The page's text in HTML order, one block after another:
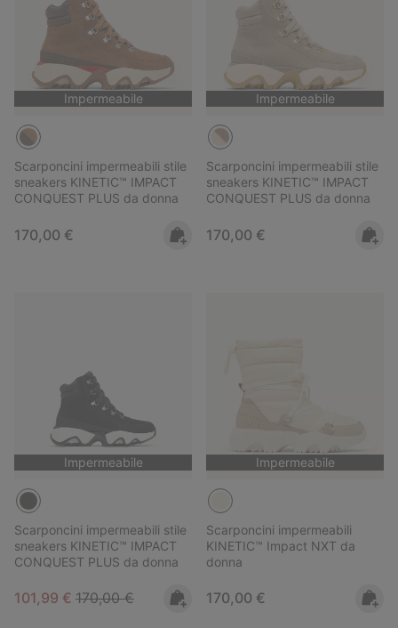
Impermeabile
Scarponcini impermeabili stile
sneakers KINETIC™ IMPACT
CONQUEST PLUS da donna
Regular price:
170,00 €
Impermeabile
Scarponcini impermeabili stile
sneakers KINETIC™ IMPACT
CONQUEST PLUS da donna
Regular price:
170,00 €
Impermeabile
Scarponcini impermeabili stile
sneakers KINETIC™ IMPACT
CONQUEST PLUS da donna
Sale price:
101,99 € Regular price:
170,00 €
Impermeabile
Scarponcini impermeabili
KINETIC™ Impact NXT da
donna
Regular price:
170,00 €